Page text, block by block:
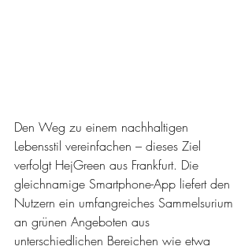
Den Weg zu einem nachhaltigen
Lebensstil vereinfachen – dieses Ziel
verfolgt HejGreen aus Frankfurt. Die
gleichnamige Smartphone-App liefert den
Nutzern ein umfangreiches Sammelsurium
an grünen Angeboten aus
unterschiedlichen Bereichen wie etwa